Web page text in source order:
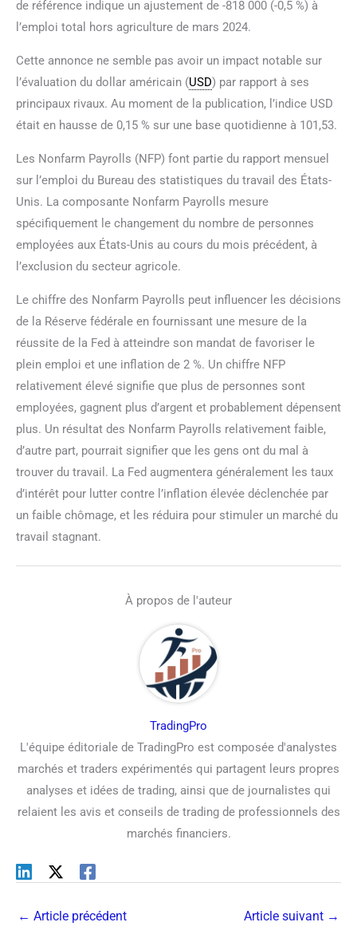
de référence indique un ajustement de -818 000 (-0,5 %) à
l’emploi total hors agriculture de mars 2024.
Cette annonce ne semble pas avoir un impact notable sur
l’évaluation du dollar américain (USD) par rapport à ses
principaux rivaux. Au moment de la publication, l’indice USD
était en hausse de 0,15 % sur une base quotidienne à 101,53.
Les Nonfarm Payrolls (NFP) font partie du rapport mensuel
sur l’emploi du Bureau des statistiques du travail des États-
Unis. La composante Nonfarm Payrolls mesure
spécifiquement le changement du nombre de personnes
employées aux États-Unis au cours du mois précédent, à
l’exclusion du secteur agricole.
Le chiffre des Nonfarm Payrolls peut influencer les décisions
de la Réserve fédérale en fournissant une mesure de la
réussite de la Fed à atteindre son mandat de favoriser le
plein emploi et une inflation de 2 %. Un chiffre NFP
relativement élevé signifie que plus de personnes sont
employées, gagnent plus d’argent et probablement dépensent
plus. Un résultat des Nonfarm Payrolls relativement faible,
d’autre part, pourrait signifier que les gens ont du mal à
trouver du travail. La Fed augmentera généralement les taux
d’intérêt pour lutter contre l’inflation élevée déclenchée par
un faible chômage, et les réduira pour stimuler un marché du
travail stagnant.
À propos de l'auteur
TradingPro
L'équipe éditoriale de TradingPro est composée d'analystes
marchés et traders expérimentés qui partagent leurs propres
analyses et idées de trading, ainsi que de journalistes qui
relaient les avis et conseils de trading de professionnels des
marchés financiers.
← Article précédent Article suivant →